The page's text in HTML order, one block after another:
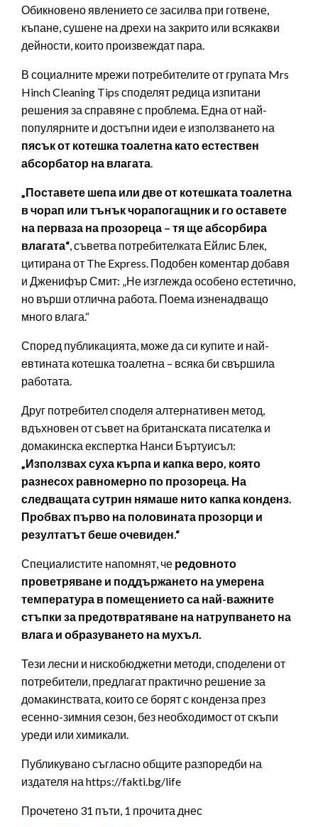
Обикновено явлението се засилва при готвене,
къпане, сушене на дрехи на закрито или всякакви
дейности, които произвеждат пара.
В социалните мрежи потребителите от групата Mrs
Hinch Cleaning Tips споделят редица изпитани
решения за справяне с проблема. Една от най-
популярните и достъпни идеи е използването на
пясък от котешка тоалетна като естествен
абсорбатор на влагата.
„Поставете шепа или две от котешката тоалетна
в чорап или тънък чорапогащник и го оставете
на перваза на прозореца – тя ще абсорбира
влагата“, съветва потребителката Ейлис Блек,
цитирана от The Express. Подобен коментар добавя
и Дженифър Смит: „Не изглежда особено естетично,
но върши отлична работа. Поема изненадващо
много влага.“
Според публикацията, може да си купите и най-
евтината котешка тоалетна – всяка би свършила
работата.
Друг потребител споделя алтернативен метод,
вдъхновен от съвет на британската писателка и
домакинска експертка Нанси Бъртуисъл:
„Използвах суха кърпа и капка веро, която
разнесох равномерно по прозореца. На
следващата сутрин нямаше нито капка конденз.
Пробвах първо на половината прозорци и
резултатът беше очевиден.“
Специалистите напомнят, че редовното
проветряване и поддържането на умерена
температура в помещението са най-важните
стъпки за предотвратяване на натрупването на
влага и образуването на мухъл.
Тези лесни и нискобюджетни методи, споделени от
потребители, предлагат практично решение за
домакинствата, които се борят с конденза през
есенно-зимния сезон, без необходимост от скъпи
уреди или химикали.
Публикувано съгласно общите разпоредби на
издателя на https://fakti.bg/life
Прочетено 31 пъти, 1 прочита днес